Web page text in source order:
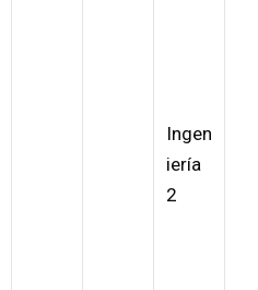
Ingen
iería
2